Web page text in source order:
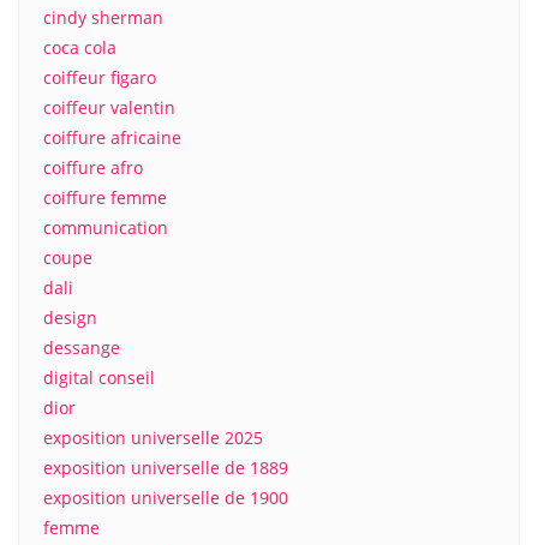
cindy sherman
coca cola
coiffeur figaro
coiffeur valentin
coiffure africaine
coiffure afro
coiffure femme
communication
coupe
dali
design
dessange
digital conseil
dior
exposition universelle 2025
exposition universelle de 1889
exposition universelle de 1900
femme